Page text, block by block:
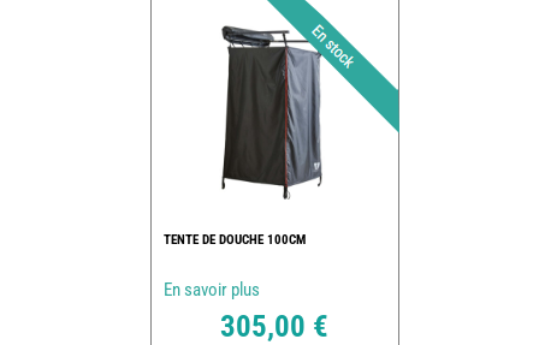
TENTE DE DOUCHE 100CM
En savoir plus
305,00 €